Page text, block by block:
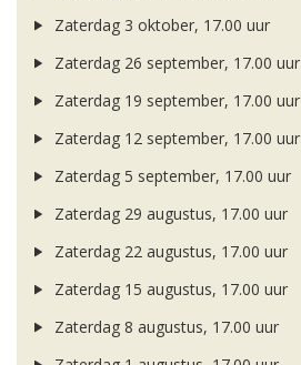
Zaterdag 3 oktober, 17.00 uur
Zaterdag 26 september, 17.00 uur
Zaterdag 19 september, 17.00 uur
Zaterdag 12 september, 17.00 uur
Zaterdag 5 september, 17.00 uur
Zaterdag 29 augustus, 17.00 uur
Zaterdag 22 augustus, 17.00 uur
Zaterdag 15 augustus, 17.00 uur
Zaterdag 8 augustus, 17.00 uur